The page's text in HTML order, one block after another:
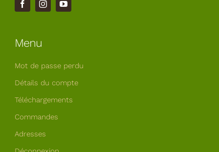
Menu
Mot de passe perdu
Détails du compte
Téléchargements
Commandes
Adresses